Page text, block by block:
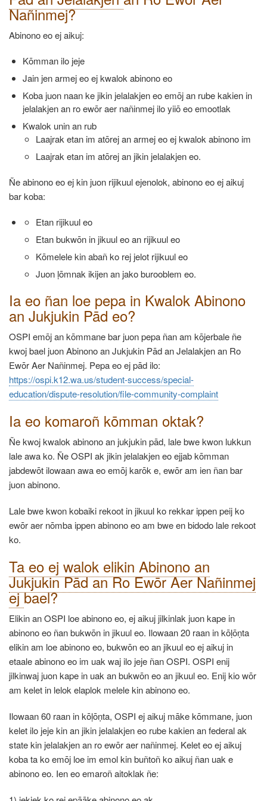
Nañinmej?
Abinono eo ej aikuj:
Kōmman ilo jeje
Jain jen armej eo ej kwalok abinono eo
Koba juon naan ke jikin jelalakjen eo emōj an rube kakien in
jelalakjen an ro ewōr aer nañinmej ilo yiiō eo emootlak
Kwalok unin an rub
Laajrak etan im atōrej an armej eo ej kwalok abinono im
Laajrak etan im atōrej an jikin jelalakjen eo.
Ñe abinono eo ej kin juon rijikuul ejenolok, abinono eo ej aikuj
bar koba:
Etan rijikuul eo
Etan bukwōn in jikuul eo an rijikuul eo
Kōmelele kin abañ ko rej jelot rijikuul eo
Juon ḷōmnak ikijen an jako burooblem eo.
Ia eo ñan loe pepa in Kwalok Abinono
an Jukjukin Pād eo?
OSPI emōj an kōmmane bar juon pepa ñan am kōjerbale ñe
kwoj bael juon Abinono an Jukjukin Pād an Jelalakjen an Ro
Ewōr Aer Nañinmej. Pepa eo ej pād ilo:
https://ospi.k12.wa.us/student-success/special-
education/dispute-resolution/file-community-complaint
Ia eo komaroñ kōmman oktak?
Ñe kwoj kwalok abinono an jukjukin pād, lale bwe kwon lukkun
lale awa ko. Ñe OSPI ak jikin jelalakjen eo ejjab kōmman
jabdewōt ilowaan awa eo emōj karōk e, ewōr am ien ñan bar
juon abinono.
Lale bwe kwon kobaiki rekoot in jikuul ko rekkar ippen peij ko
ewōr aer nōmba ippen abinono eo am bwe en bidodo lale rekoot
ko.
Ta eo ej walok elikin Abinono an
Jukjukin Pād an Ro Ewōr Aer Nañinmej
ejbael?
Elikin an OSPI loe abinono eo, ej aikuj jilkinlak juon kape in
abinono eo ñan bukwōn in jikuul eo. Ilowaan 20 raan in kōḷōṇta
elikin am loe abinono eo, bukwōn eo an jikuul eo ej aikuj in
etaale abinono eo im uak waj ilo jeje ñan OSPI. OSPI enij
jilkinwaj juon kape in uak an bukwōn eo an jikuul eo. Enij kio wōr
am kelet in lelok elaplok melele kin abinono eo.
Ilowaan 60 raan in kōḷōṇta, OSPI ej aikuj māke kōmmane, juon
kelet ilo jeje kin an jikin jelalakjen eo rube kakien an federal ak
state kin jelalakjen an ro ewōr aer nañinmej. Kelet eo ej aikuj
koba ta ko emōj loe im emol kin buñtoñ ko aikuj ñan uak e
abinono eo. Ien eo emaroñ aitoklak ñe: